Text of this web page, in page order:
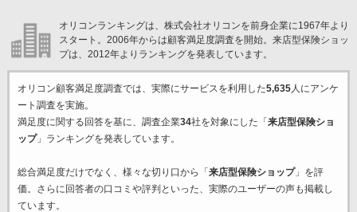
オリコンランキングは、株式会社オリコンを前身企業に1967年より
スタート。2006年からは顧客満足度調査を開始。来店型保険ショッ
プは、2012年よりランキングを発表しています。
オリコン顧客満足度調査では、実際にサービスを利用した5,635人にアンケ
ート調査を実施。
満足度に関する回答を基に、調査企業34社を対象にした「 来店型保険ショ
ップ」ランキングを発表しています。
総合満足度だけでなく、様々な切り口から「 来店型保険ショップ」を評
価。さらに回答者の口コミや評判といった、実際のユーザーの声も掲載し
ています。